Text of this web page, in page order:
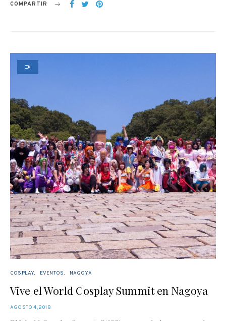
COMPARTIR
COSPLAY EVENTOS NAGOYA
Vive el World Cosplay Summit en Nagoya
POSTED
AGOSTO 4, 2018